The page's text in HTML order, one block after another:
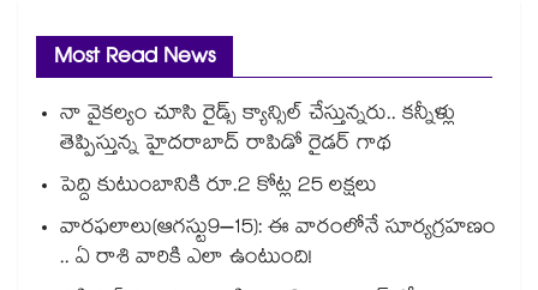
Most Read News
నా వైకల్యం చూసి రైడ్స్ క్యాన్సిల్ చేస్తున్నరు.. కన్నీళ్లు
తెప్పిస్తున్న హైదరాబాద్ రాపిడో రైడర్ గాథ
పెద్ది కుటుంబానికి రూ.2 కోట్ల 25 లక్షలు
వారఫలాలు(ఆగస్టు9–15): ఈ వారంలోనే సూర్యగ్రహణం
.. ఏ రాశి వారికి ఎలా ఉంటుంది!